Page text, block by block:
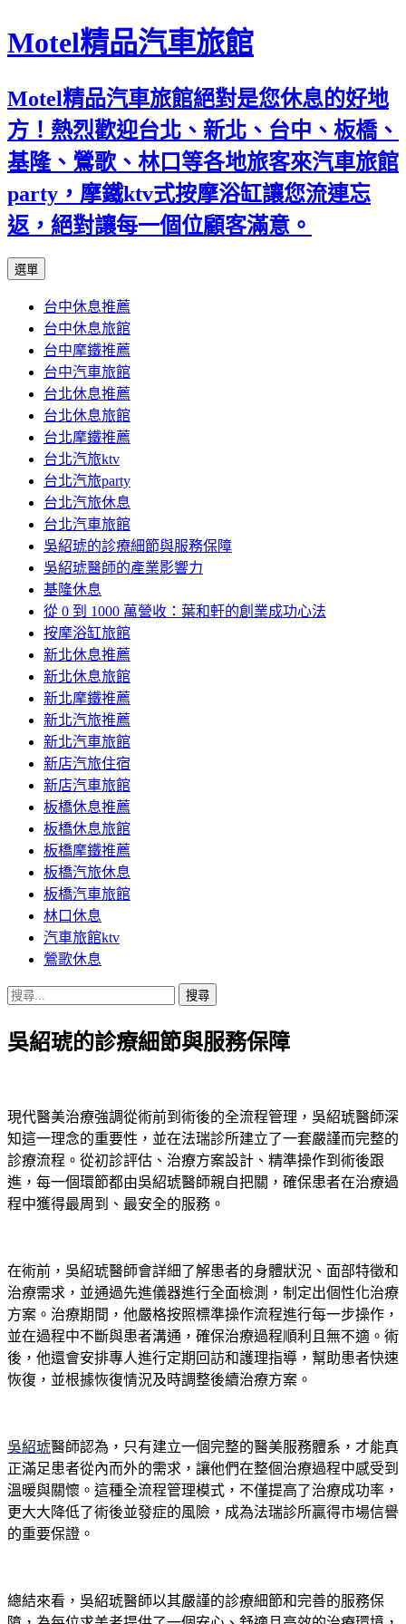
Motel精品汽車旅館
Motel精品汽車旅館絕對是您休息的好地
方！熱烈歡迎台北、新北、台中、板橋、
基隆、鶯歌、林口等各地旅客來汽車旅館
party，摩鐵ktv式按摩浴缸讓您流連忘
返，絕對讓每一個位顧客滿意。
選單
內
容
台中休息推薦
台中休息旅館
台中摩鐵推薦
台中汽車旅館
台北休息推薦
台北休息旅館
台北摩鐵推薦
台北汽旅ktv
台北汽旅party
台北汽旅休息
台北汽車旅館
吳紹琥的診療細節與服務保障
吳紹琥醫師的產業影響力
基隆休息
從 0 到 1000 萬營收：葉和軒的創業成功心法
按摩浴缸旅館
新北休息推薦
新北休息旅館
新北摩鐵推薦
新北汽旅推薦
新北汽車旅館
新店汽旅住宿
新店汽車旅館
板橋休息推薦
板橋休息旅館
板橋摩鐵推薦
板橋汽旅休息
板橋汽車旅館
林口休息
汽車旅館ktv
鶯歌休息
搜
關
吳紹琥的診療細節與服務保障
現代醫美治療強調從術前到術後的全流程管理，吳紹琥醫師深
知這一理念的重要性，並在法瑞診所建立了一套嚴謹而完整的
診療流程。從初診評估、治療方案設計、精準操作到術後跟
進，每一個環節都由吳紹琥醫師親自把關，確保患者在治療過
程中獲得最周到、最安全的服務。
在術前，吳紹琥醫師會詳細了解患者的身體狀況、面部特徵和
治療需求，並通過先進儀器進行全面檢測，制定出個性化治療
方案。治療期間，他嚴格按照標準操作流程進行每一步操作，
並在過程中不斷與患者溝通，確保治療過程順利且無不適。術
後，他還會安排專人進行定期回訪和護理指導，幫助患者快速
恢復，並根據恢復情況及時調整後續治療方案。
吳紹琥醫師認為，只有建立一個完整的醫美服務體系，才能真
正滿足患者從內而外的需求，讓他們在整個治療過程中感受到
溫暖與關懷。這種全流程管理模式，不僅提高了治療成功率，
更大大降低了術後並發症的風險，成為法瑞診所贏得市場信譽
的重要保證。
總結來看，吳紹琥醫師以其嚴謹的診療細節和完善的服務保